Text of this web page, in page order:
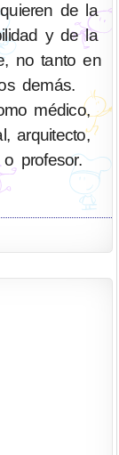
de la
y de la
no tanto en
demás.
médico,
arquitecto,
profesor.